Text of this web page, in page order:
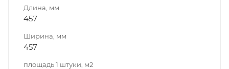
Длина, мм
457
Ширина, мм
457
площадь 1 штуки, м2